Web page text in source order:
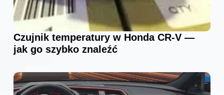
Czujnik temperatury w Honda CR-V —
jak go szybko znaleźć